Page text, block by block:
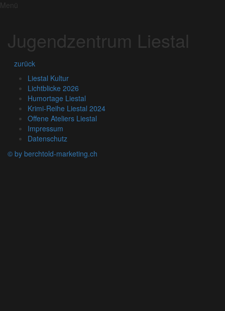
Menü
Jugendzentrum Liestal
zurück
Liestal Kultur
Lichtblicke 2026
Humortage Liestal
Krimi-Reihe Liestal 2024
Offene Ateliers Liestal
Impressum
Datenschutz
© by berchtold-marketing.ch